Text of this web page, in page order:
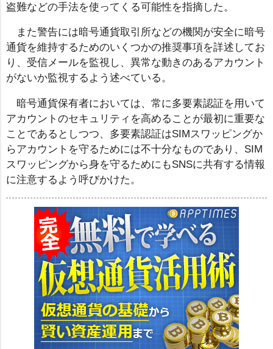
盗難などの手法を使ってくる可能性を指摘した。
また警告には暗号通貨取引所などの機関が安全に暗号
通貨を維持するためのいくつかの推奨事項を詳述してお
り、受信メールを監視し、異常な動きのあるアカウント
がないか監視するよう述べている。
暗号通貨保有者においては、常に多要素認証を用いて
アカウントのセキュリティを高めることが最初に重要な
ことであるとしつつ、多要素認証はSIMスワッピングか
らアカウントを守るためには不十分なものであり、SIM
スワッピングから身を守るためにもSNSに共有する情報
に注意するよう呼びかけた。